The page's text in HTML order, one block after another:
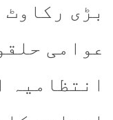
بڑی رکاوٹ
عوامی
انتظامیہ